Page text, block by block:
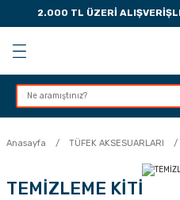
2.000 TL ÜZERİ
Geri Dön
Geri Dön
Geri Dön
Geri Dön
Anasayfa TÜFEK AKSESUARLARI
TEMİZLEME KİTİ